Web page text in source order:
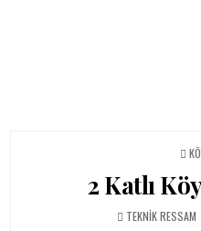
2 Katlı
AUTHOR:
TEKNIK RESSAM